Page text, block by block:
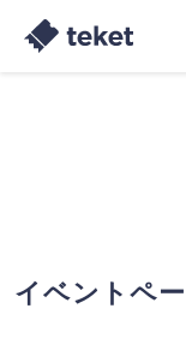
イベントペ